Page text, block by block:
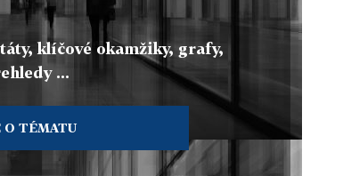
klíčové okamžiky, grafy,
...
O TÉMATU